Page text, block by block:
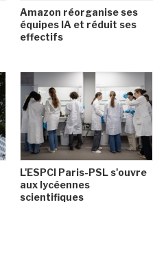
Amazon réorganise ses
équipes IA et réduit ses
effectifs
L'ESPCI Paris-PSL s'ouvre
aux lycéennes
scientifiques